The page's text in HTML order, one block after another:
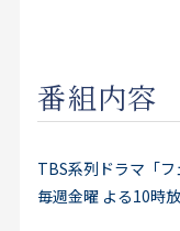
お見積り来店
法人のお客様
番組内容
TBS系列ドラマ「フ
毎週金曜 よる10時